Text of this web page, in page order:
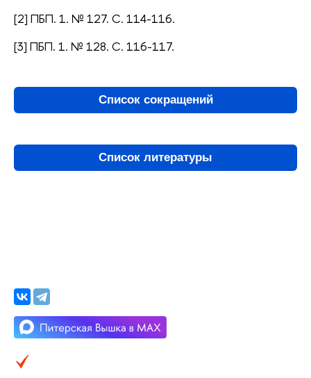
[2] ПБП. 1. № 127. С. 114-116.
[3] ПБП. 1. № 128. С. 116-117.
Список сокращений
Список литературы